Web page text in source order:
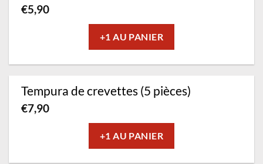
€5,90
+1 AU PANIER
Tempura de crevettes (5 pièces)
€7,90
+1 AU PANIER